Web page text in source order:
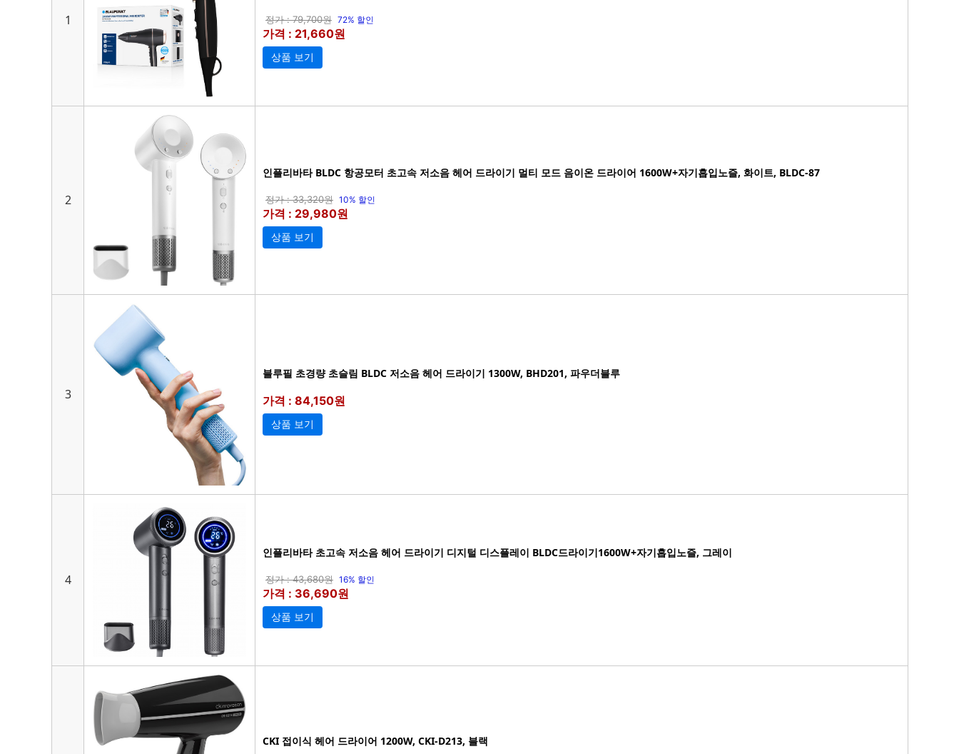
1 정가 : 79,700원 72% 할인
가격 : 21,660원
상품 보기
2
인플리바타 BLDC 항공모터 초고속 저소음 헤어 드라이기 멀티 모드 음이온 드라이어 1600W+자기흡입노즐, 화이트, BLDC-87
정가 : 33,320원 10% 할인
가격 : 29,980원
상품 보기
3
블루필 초경량 초슬림 BLDC 저소음 헤어 드라이기 1300W, BHD201, 파우더블루
가격 : 84,150원
상품 보기
4
인플리바타 초고속 저소음 헤어 드라이기 디지털 디스플레이 BLDC드라이기1600W+자기흡입노즐, 그레이
정가 : 43,680원 16% 할인
가격 : 36,690원
상품 보기
CKI 접이식 헤어 드라이어 1200W, CKI-D213, 블랙